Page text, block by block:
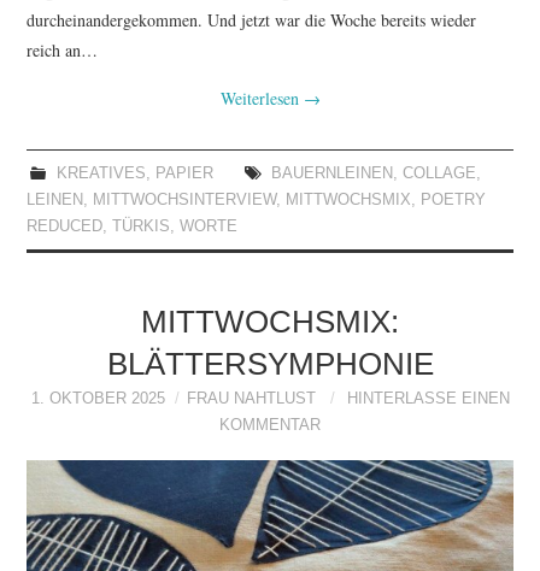
durcheinandergekommen. Und jetzt war die Woche bereits wieder
reich an…
Weiterlesen →
KREATIVES, PAPIER BAUERNLEINEN , COLLAGE,
LEINEN , MITTWOCHSINTERVIEW, MITTWOCHSMIX, POETRY
REDUCED, TÜRKIS,WORTE
MITTWOCHSMIX:
BLÄTTERSYMPHONIE
1. OKTOBER 2025 FRAU NAHTLUST
HINTERLASSE EINEN
KOMMENTAR